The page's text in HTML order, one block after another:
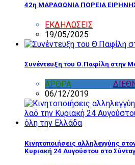
42η ΜΑΡΑΘΩΝΙΑ ΠΟΡΕΙΑ
ΕΚΔΗΛΩΣΕΙΣ
19/05/2025
Συνέντευξη του Θ.Παφίλη στην
ΑΡΘΡΑ
06/12/2019
Κινητοποιήσεις αλληλεγγύης
Κυριακή 24 Αυγούστου στο